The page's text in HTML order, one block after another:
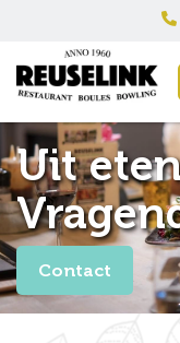
Uit
Contact